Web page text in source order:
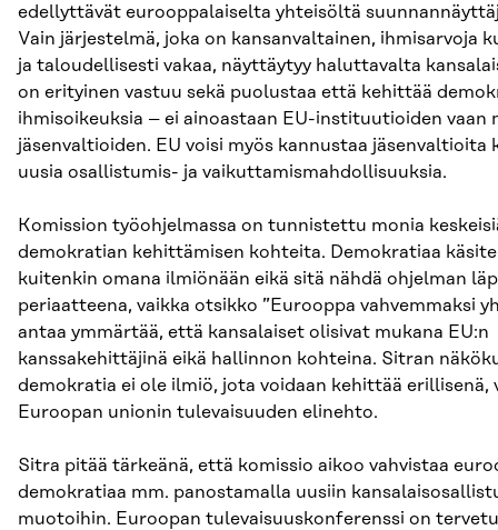
edellyttävät eurooppalaiselta yhteisöltä
Vain järjestelmä, joka on kansanvaltainen, ihmisarvoja
ja taloudellisesti vakaa, näyttäytyy haluttavalta
on erityinen vastuu sekä puolustaa että kehittää
ihmisoikeuksia – ei ainoastaan EU-instituutioiden vaan
jäsenvaltioiden. EU voisi myös kannustaa jäsenvaltioita
uusia osallistumis- ja vaikuttamismahdollisuuksia.
Komission työohjelmassa on tunnistettu monia
demokratian kehittämisen kohteita. Demokratiaa
kuitenkin omana ilmiönään eikä sitä nähdä ohjelman
periaatteena, vaikka otsikko ”Eurooppa vahvemmaksi
antaa ymmärtää, että kansalaiset olisivat mukana EU:n
kanssakehittäjinä eikä hallinnon kohteina. Sitran
demokratia ei ole ilmiö, jota voidaan kehittää erillisenä,
Euroopan unionin tulevaisuuden elinehto.
Sitra pitää tärkeänä, että komissio aikoo vahvistaa
demokratiaa mm. panostamalla uusiin
muotoihin. Euroopan tulevaisuuskonferenssi on